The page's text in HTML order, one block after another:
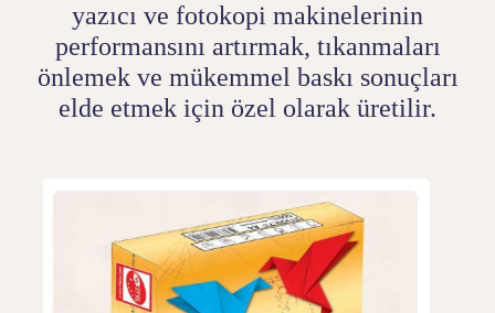
yazıcı ve fotokopi makinelerinin
performansını artırmak, tıkanmaları
önlemek ve mükemmel baskı sonuçları
elde etmek için özel olarak üretilir.